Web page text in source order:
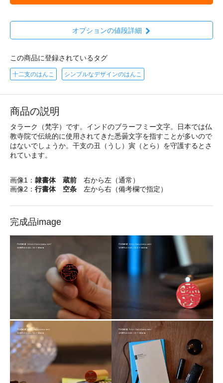
オプションの値段詳細
この商品に登録されているタグ
十二支のはんこ シンプルなデザインのはんこ
商品の説明
タラーク（梵字）です。インドのブラーフミー文字。日本では仏
教寺院で伝統的に使用されてきた悉曇文字を指すことが多いので
はないでしょうか。干支の丑（うし）寅（とら）を守護するとさ
れています。
画像1： 隷書体 蔵前 右から左（通常）
画像2： 行書体 空条 左から右（備考欄で指定）
完成品image